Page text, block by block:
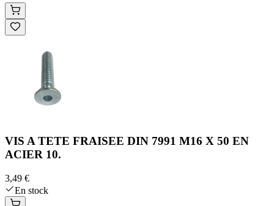
VIS A TETE FRAISEE DIN 7991 M16 X 50 EN
ACIER 10.
3,49 €
En stock